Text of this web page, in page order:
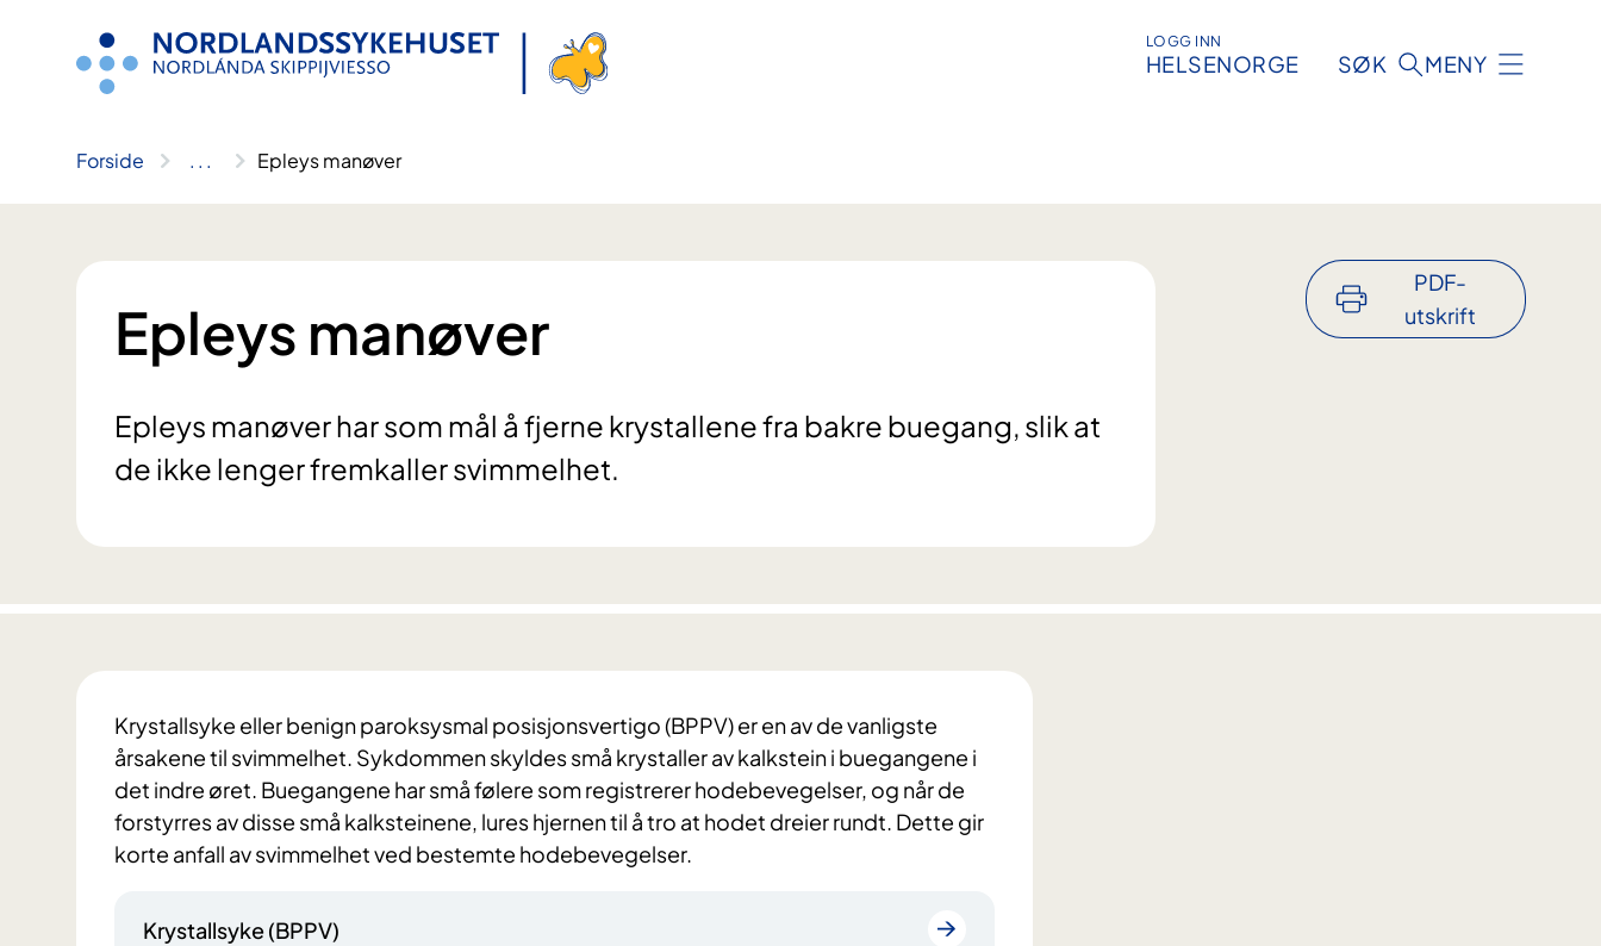
LOGG INN
HELSENORGE SØK MENY
Forside .. . Epleys manøver
Epleys manøver
Epleys manøver har som mål å fjerne krystallene fra bakre buegang, slik at
de ikke lenger fremkaller svimmelhet.
PDF-
utskrift
Krystallsyke eller benign paroksysmal posisjonsvertigo (BPPV) er en av de vanligste
årsakene til svimmelhet. Sykdommen skyldes små krystaller av kalkstein i buegangene i
det indre øret. Buegangene har små følere som registrerer hodebevegelser, og når de
forstyrres av disse små kalksteinene, lures hjernen til å tro at hodet dreier rundt. Dette gir
korte anfall av svimmelhet ved bestemte hodebevegelser.
Krystallsyke (BPPV)